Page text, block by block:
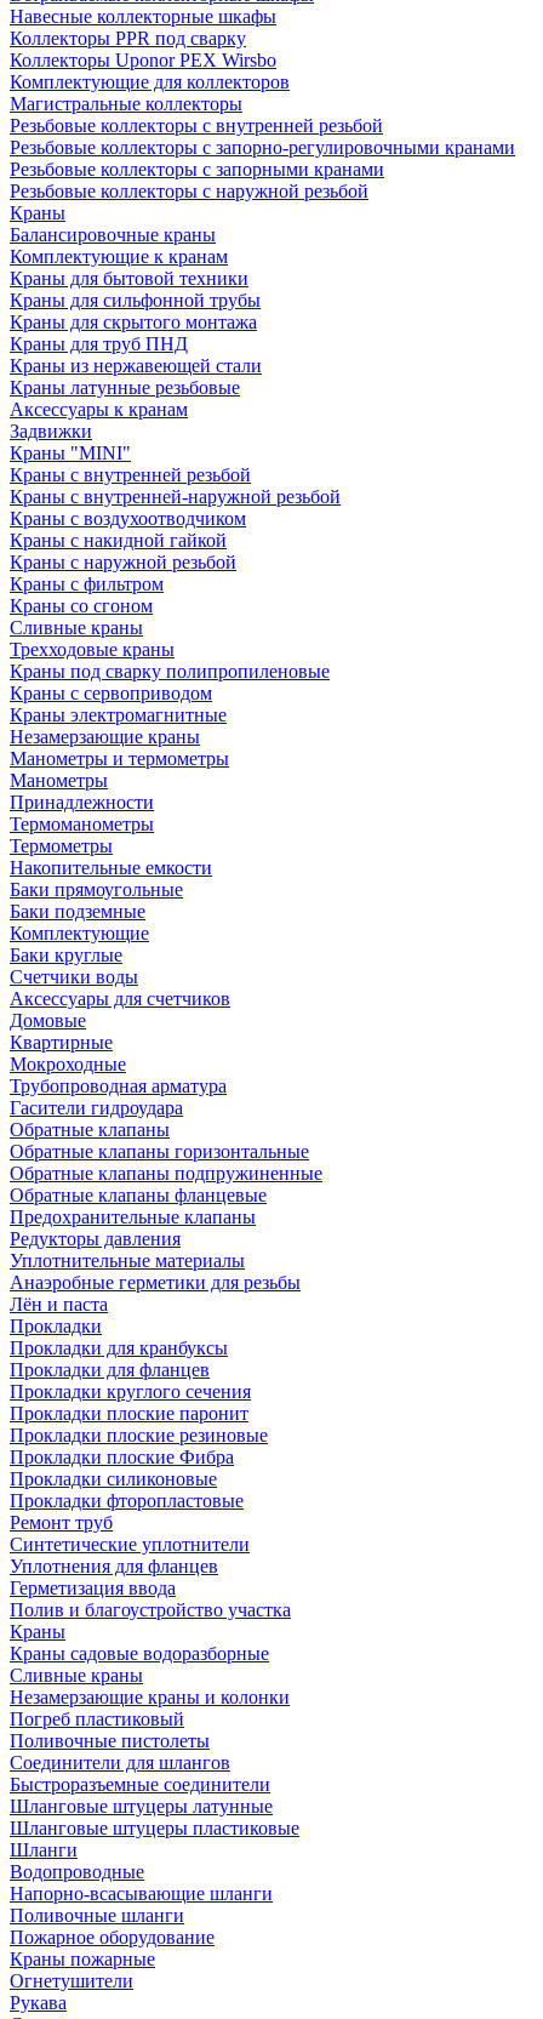
Навесные коллекторные шкафы
Коллекторы PPR под сварку
Коллекторы Uponor PEX Wirsbo
Комплектующие для коллекторов
Магистральные коллекторы
Резьбовые коллекторы с внутренней резьбой
Резьбовые коллекторы с запорно-регулировочными кранами
Резьбовые коллекторы с запорными кранами
Резьбовые коллекторы с наружной резьбой
Краны
Балансировочные краны
Комплектующие к кранам
Краны для бытовой техники
Краны для сильфонной трубы
Краны для скрытого монтажа
Краны для труб ПНД
Краны из нержавеющей стали
Краны латунные резьбовые
Аксессуары к кранам
Задвижки
Краны "MINI"
Краны с внутренней резьбой
Краны с внутренней-наружной резьбой
Краны с воздухоотводчиком
Краны с накидной гайкой
Краны с наружной резьбой
Краны с фильтром
Краны со сгоном
Сливные краны
Трехходовые краны
Краны под сварку полипропиленовые
Краны с сервоприводом
Краны электромагнитные
Незамерзающие краны
Манометры и термометры
Манометры
Принадлежности
Термоманометры
Термометры
Накопительные емкости
Баки прямоугольные
Баки подземные
Комплектующие
Баки круглые
Счетчики воды
Аксессуары для счетчиков
Домовые
Квартирные
Мокроходные
Трубопроводная арматура
Гасители гидроудара
Обратные клапаны
Обратные клапаны горизонтальные
Обратные клапаны подпружиненные
Обратные клапаны фланцевые
Предохранительные клапаны
Редукторы давления
Уплотнительные материалы
Анаэробные герметики для резьбы
Лён и паста
Прокладки
Прокладки для кранбуксы
Прокладки для фланцев
Прокладки круглого сечения
Прокладки плоские паронит
Прокладки плоские резиновые
Прокладки плоские Фибра
Прокладки силиконовые
Прокладки фторопластовые
Ремонт труб
Синтетические уплотнители
Уплотнения для фланцев
Герметизация ввода
Полив и благоустройство участка
Краны
Краны садовые водоразборные
Сливные краны
Незамерзающие краны и колонки
Погреб пластиковый
Поливочные пистолеты
Соединители для шлангов
Быстроразъемные соединители
Шланговые штуцеры латунные
Шланговые штуцеры пластиковые
Шланги
Водопроводные
Напорно-всасывающие шланги
Поливочные шланги
Пожарное оборудование
Краны пожарные
Огнетушители
Рукава